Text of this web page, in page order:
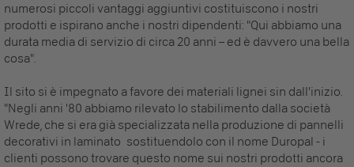
numerosi piccoli vantaggi aggiuntivi costituiscono i nostri
prodotti e ispirano anche i nostri dipendenti: "Qui abbiamo una
durata media di servizio di circa 20 anni – ed è davvero una bella
cosa".
Il sito si è impegnato a favore dei materiali lignei sin dall'inizio.
"Negli anni '80 abbiamo rilevato lo stabilimento dalla società
Wrede, che si era già specializzata nella produzione di pannelli
decorativi in laminato sostituendolo con il nome Duropal - i
clienti possono trovare questo nome sui nostri prodotti ancora